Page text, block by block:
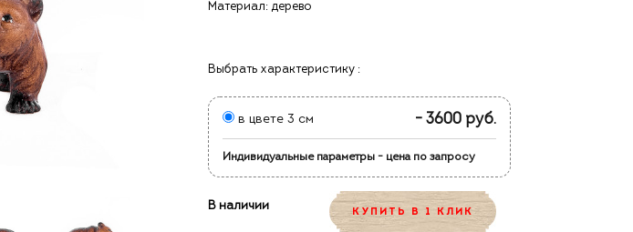
Материал: дерево
Выбрать характеристику :
в цвете 3 см - 3600 руб.
Индивидуальные параметры - цена по запросу
В наличии
КУПИТЬ В 1 КЛИК